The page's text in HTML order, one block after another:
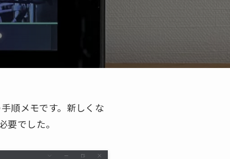
順メモです。新しくな
でした。